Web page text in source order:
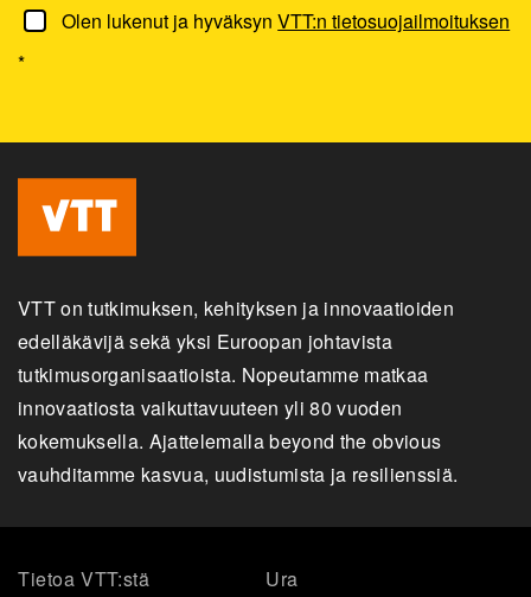
Olen lukenut ja hyväksynVTT:n tietosuojailmoituksen
*
VTT on tutkimuksen, kehityksen ja innovaatioiden
edelläkävijä sekä yksi Euroopan johtavista
tutkimusorganisaatioista. Nopeutamme matkaa
innovaatiosta vaikuttavuuteen yli 80 vuoden
kokemuksella. Ajattelemalla beyond the obvious
vauhditamme kasvua, uudistumista ja resilienssiä.
Tietoa VTT:stä Ura